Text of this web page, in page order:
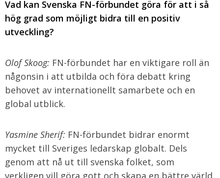
Vad kan Svenska FN-förbundet göra för att i så
hög grad som möjligt bidra till en positiv
utveckling?
Olof Skoog: FN-förbundet har en viktigare roll än
någonsin i att utbilda och föra debatt kring
behovet av internationellt samarbete och en
global utblick.
Yasmine Sherif: FN-förbundet bidrar enormt
mycket till Sveriges ledarskap globalt. Dels
genom att nå ut till svenska folket, som
verkligen vill göra gott och skapa en bättre värld,